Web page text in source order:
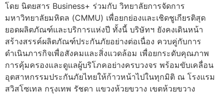
โดย นิตยสาร Business+ ร่วมกับ วิทยาลัยการจัดการ
มหาวิทยาลัยมหิดล (CMMU) เพื่อยกย่องและเชิดชูเกียรติสุด
ยอดผลิตภัณฑ์และบริการแห่งปี ทั้งนี้ บริษัทฯ ยังคงเดินหน้า
สร้างสรรค์ผลิตภัณฑ์ประกันภัยอย่างต่อเนื่อง ควบคู่กับการ
ดำเนินภารกิจเพื่อสังคมและสิ่งแวดล้อม เพื่อยกระดับคุณภาพ
การคุ้มครองและดูแลผู้บริโภคอย่างครบวงจร พร้อมขับเคลื่อน
อุตสาหกรรมประกันภัยไทยให้ก้าวหน้าไปในทุกมิติ ณ โรงแรม
สวิสโซเทล กรุงเทพ รัชดา แขวงห้วยขวาง เขตห้วยขวาง